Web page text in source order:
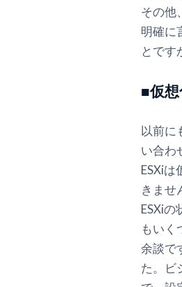
その他
明確に
とです
■仮
以前に
い合わ
ESXi
きませ
ESXi
もいく
余談で
た。ビ